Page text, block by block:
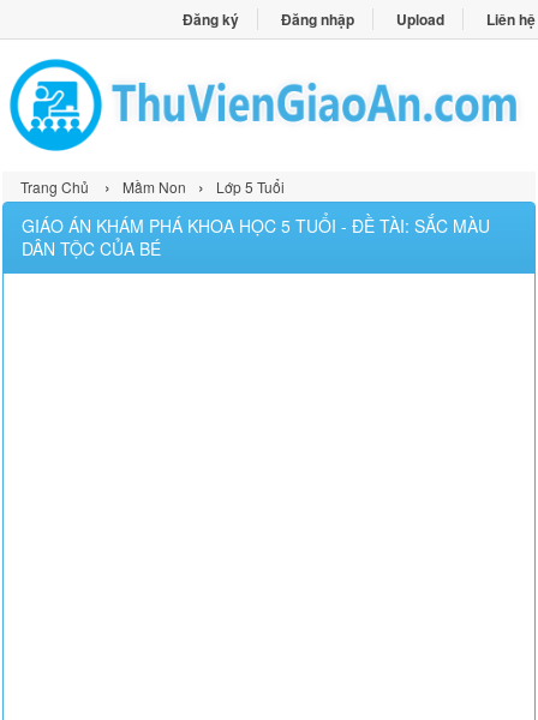
Đăng ký Đăng nhập Upload Liên hệ
Trang Chủ › Mầm Non › Lớp 5 Tuổi
GIÁO ÁN KHÁM PHÁ KHOA HỌC 5 TUỔI - ĐỀ TÀI: SẮC MÀU
DÂN TỘC CỦA BÉ